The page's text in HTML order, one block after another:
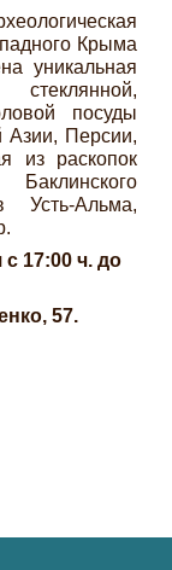
Крыма
уникальная
посуды
Азии, Персии,
из раскопок
Баклинского
Усть-Альма,
17:00 ч. до
57.